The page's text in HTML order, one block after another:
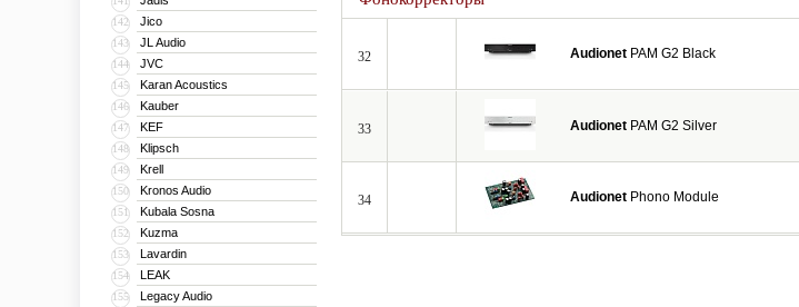
142 Jico
143 JL Audio
144 JVC
145 Karan Acoustics
146 Kauber
147 KEF
148 Klipsch
149 Krell
150 Kronos Audio
151 Kubala Sosna
152 Kuzma
153 Lavardin
154 LEAK
155 Legacy Audio
32 Audionet PAM G2 Black
33 Audionet PAM G2 Silver
34 Audionet Phono Module